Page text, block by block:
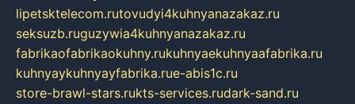
lipetsktelecom.rutovudyi4kuhnyanazakaz.ru
seksuzb.ruguzywia4kuhnyanazakaz.ru
fabrikaofabrikaokuhny.rukuhnyaekuhnyaafabrika.ru
kuhnyaykuhnyayfabrika.rue-abis1c.ru
store-brawl-stars.rukts-services.rudark-sand.ru